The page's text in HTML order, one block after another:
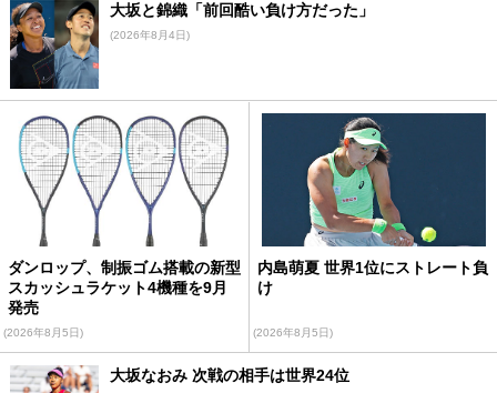
大坂と錦織「前回酷い負け方だった」
(2026年8月4日)
ダンロップ、制振ゴム搭載の新型
スカッシュラケット4機種を9月
発売
(2026年8月5日)
内島萌夏 世界1位にストレート負
け
(2026年8月5日)
大坂なおみ 次戦の相手は世界24位